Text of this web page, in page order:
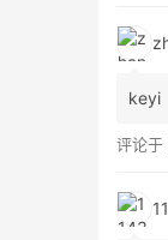
keyi
评论于